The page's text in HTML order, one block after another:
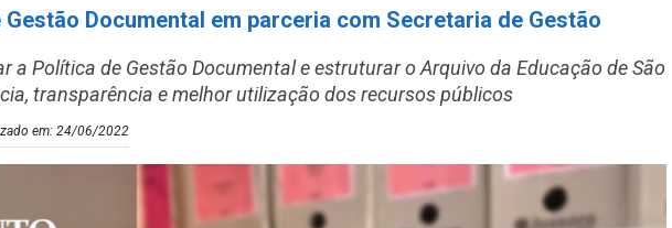
Documental em parceria com Secretaria de Gestão
a Política de Gestão Documental e estruturar o Arquivo da Educação de São
transparência e melhor utilização dos recursos públicos
em: 24/06/2022